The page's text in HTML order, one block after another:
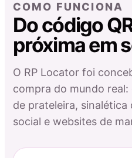
COMO FUNCIONA
Do código
próxima em
O RP Locator foi
compra do mundo
de prateleira,
social e websites de